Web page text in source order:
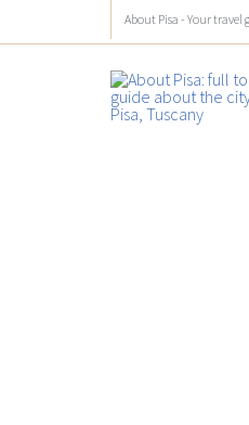
About Pisa - Your travel